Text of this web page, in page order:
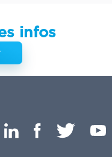
infos